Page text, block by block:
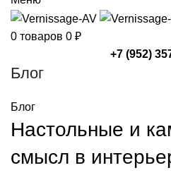
0 товаров 0 ₽
+7 (952)
Блог
Блог
Настольные и
смысл в